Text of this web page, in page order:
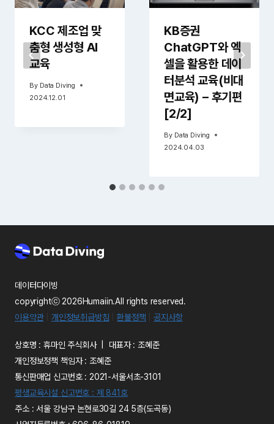
KCC 제조업 맞
춤형 생성형 AI
교육
By Data Diving
2024.12.01
KB증권
ChatGPT와 엑
셀을 활용한 데이
터분석 교육(비대
면교육) – 후기편
[2/2]
By Data Diving
2024.04.03
데이터다이빙
copyrightⓒ 2026Humaiin.All rights reserved.
이용약관| 개인정보취급방침 |환불정책 |공지사항
상호명 : 휴마인 주식회사 | 대표자 : 조혜준
개인정보정책 책임자 : 조혜준
통신판매업 신고번호 : 2021-서울서초-3101
평생교육시설 신고번호 : 제 841호
주소 : 서울 강남구 논현로30길 24 5층(도곡동)